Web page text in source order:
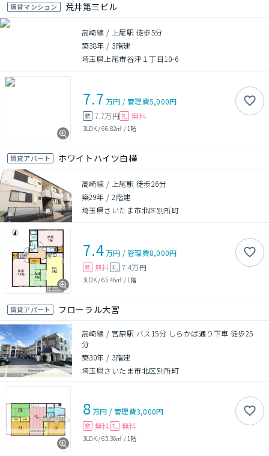
賃貸マンション 荒井第三ビル
高崎線 / 上尾駅 徒歩5分
築38年 / 3階建
埼玉県上尾市谷津１丁目10-6
7.7 万円 /管理費5,000円
敷 7.7万円 礼 無料
3LDK/66.82㎡ / 1階
賃貸アパート ホワイトハイツ白樺
高崎線 / 上尾駅 徒歩26分
築29年 /2階建
埼玉県さいたま市北区別所町
7.4万円 /管理費8,000円
敷 無料 礼 7.4万円
3LDK/65.46㎡ / 1階
賃貸アパート フローラル大宮
高崎線 / 宮原駅 バス15分 しらかば通り下車 徒歩25
分
築30年 / 3階建
埼玉県さいたま市北区別所町
8万円 /管理費3,000円
敷 無料 礼 無料
3LDK/65.36㎡ / 1階